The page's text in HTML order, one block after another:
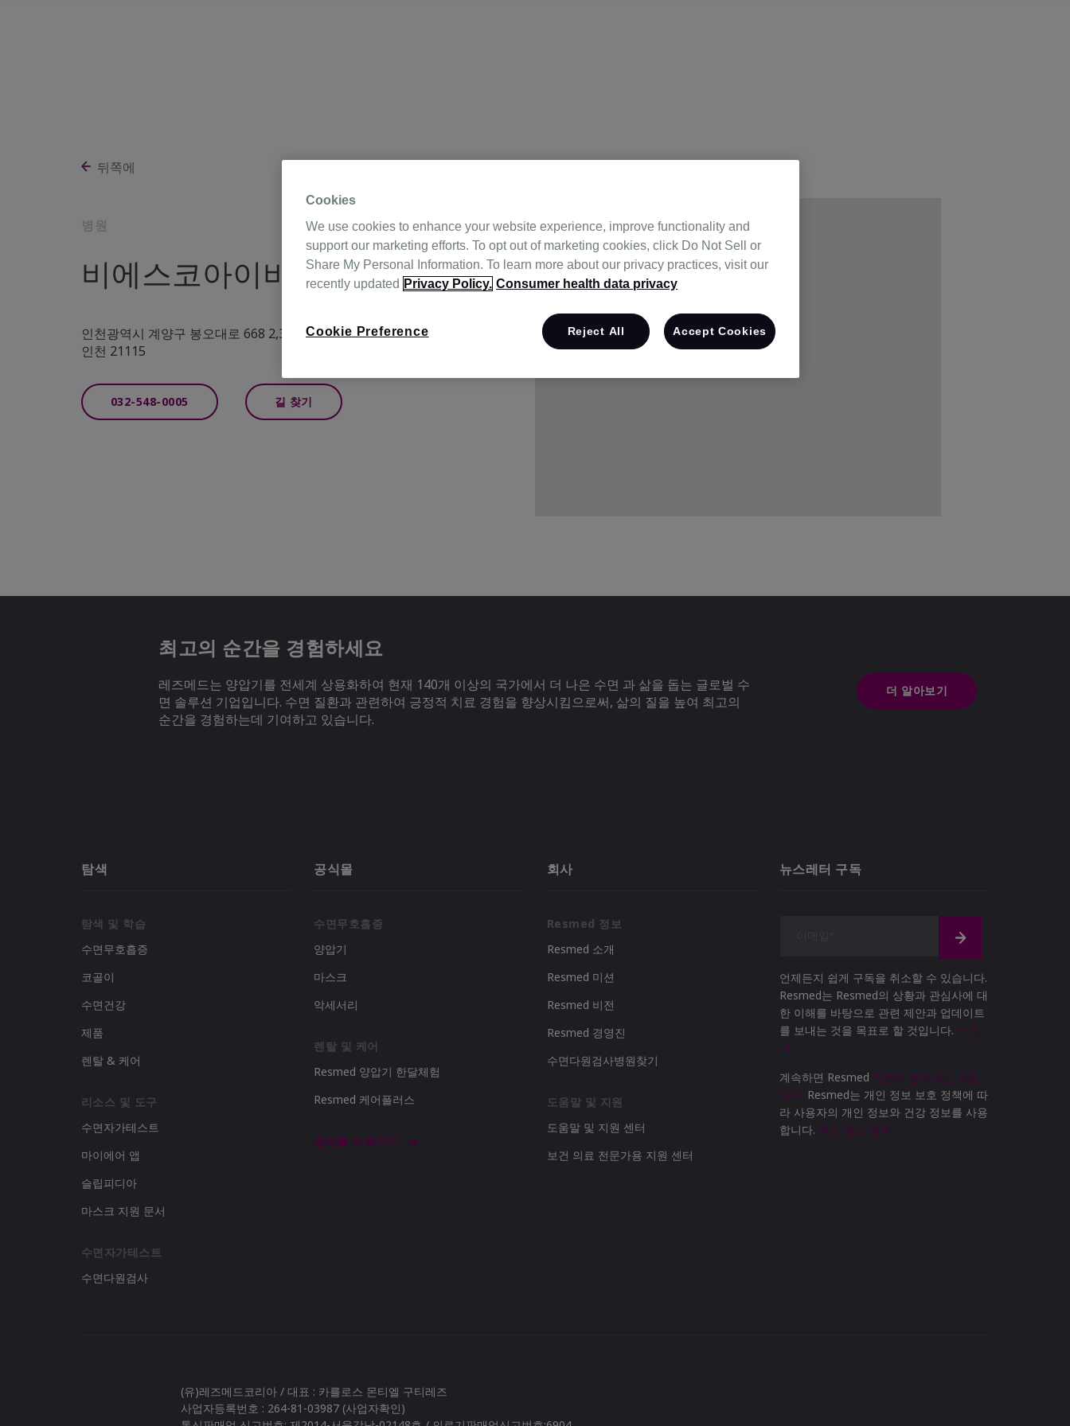
뒤쪽에
병원
비에스코아이비인후과의원
인천광역시 계양구 봉오대로 668 2,3,5층 201,202,303,501호 (작전동),
인천 21115
032-548-0005 길 찾기
최고의 순간을 경험하세요
레즈메드는 양압기를 전세계 상용화하여 현재 140개 이상의 국가에서 더 나은 수면 과 삶을 돕는 글로벌 수
면 솔루션 기업입니다. 수면 질환과 관련하여 긍정적 치료 경험을 향상시킴으로써, 삶의 질을 높여 최고의
순간을 경험하는데 기여하고 있습니다.
더 알아보기
탐색
탐색 및 학습
수면무호흡증
코골이
수면건강
제품
렌탈 & 케어
리소스 및 도구
수면자가테스트
마이에어 앱
슬립피디아
마스크 지원 문서
수면자가테스트
수면다원검사
공식몰
수면무호흡증
양압기
마스크
악세서리
렌탈 및 케어
Resmed 양압기 한달체험
Resmed 케어플러스
공식몰 바로가기
회사
Resmed 정보
Resmed 소개
Resmed 미션
Resmed 비전
Resmed 경영진
수면다원검사병원찾기
도움말 및 지원
도움말 및 지원 센터
보건 의료 전문가용 지원 센터
뉴스레터 구독
언제든지 쉽게 구독을 취소할 수 있습니다.
Resmed는 Resmed의 상황과 관심사에 대
한 이해를 바탕으로 관련 제안과 업데이트
를 보내는 것을 목표로 할 것입니다. 더 읽
기
계속하면 Resmed 약관에 동의하는 것입
니다. Resmed는 개인 정보 보호 정책에 따
라 사용자의 개인 정보와 건강 정보를 사용
합니다. 개인 정보 정책.
(유)레즈메드코리아 / 대표 : 카를로스 몬티엘 구티레즈
사업자등록번호 : 264-81-03987 (사업자확인)
Cookies
We use cookies to enhance your website experience, improve functionality and
support our marketing efforts. To opt out of marketing cookies, click Do Not Sell or
Share My Personal Information. To learn more about our privacy practices, visit our
recently updated Privacy Policy. Consumer health data privacy
Cookie Preference Reject All Accept Cookies